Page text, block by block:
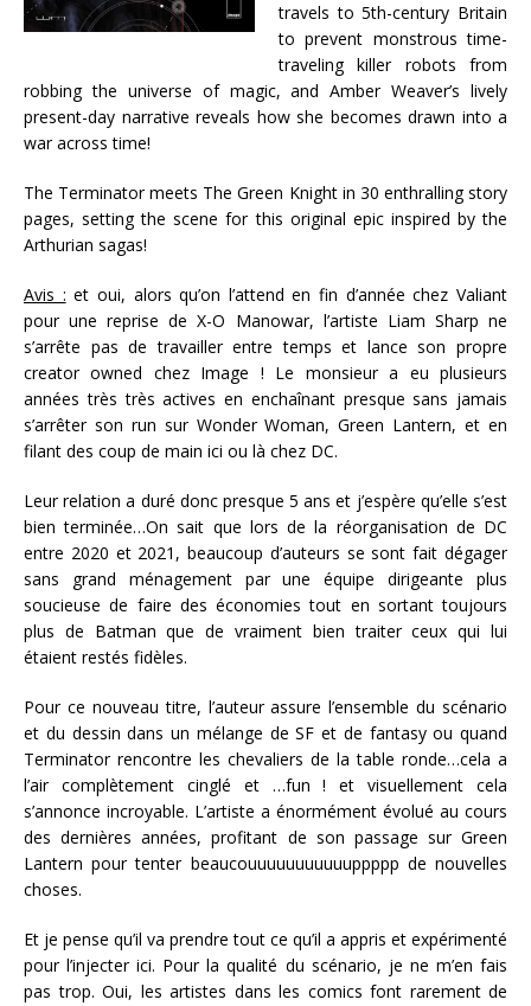
travels to 5th-century Britain
to prevent monstrous time-
traveling killer robots from
robbing the universe of magic, and Amber Weaver’s lively
present-day narrative reveals how she becomes drawn into a
war across time!
The Terminator meets The Green Knight in 30 enthralling story
pages, setting the scene for this original epic inspired by the
Arthurian sagas!
Avis : et oui, alors qu’on l’attend en fin d’année chez Valiant
pour une reprise de X-O Manowar, l’artiste Liam Sharp ne
s’arrête pas de travailler entre temps et lance son propre
creator owned chez Image ! Le monsieur a eu plusieurs
années très très actives en enchaînant presque sans jamais
s’arrêter son run sur Wonder Woman, Green Lantern, et en
filant des coup de main ici ou là chez DC.
Leur relation a duré donc presque 5 ans et j’espère qu’elle s’est
bien terminée…On sait que lors de la réorganisation de DC
entre 2020 et 2021, beaucoup d’auteurs se sont fait dégager
sans grand ménagement par une équipe dirigeante plus
soucieuse de faire des économies tout en sortant toujours
plus de Batman que de vraiment bien traiter ceux qui lui
étaient restés fidèles.
Pour ce nouveau titre, l’auteur assure l’ensemble du scénario
et du dessin dans un mélange de SF et de fantasy ou quand
Terminator rencontre les chevaliers de la table ronde…cela a
l’air complètement cinglé et …fun ! et visuellement cela
s’annonce incroyable. L’artiste a énormément évolué au cours
des dernières années, profitant de son passage sur Green
Lantern pour tenter beaucouuuuuuuuuuuppppp de nouvelles
choses.
Et je pense qu’il va prendre tout ce qu’il a appris et expérimenté
pour l’injecter ici. Pour la qualité du scénario, je ne m’en fais
pas trop. Oui, les artistes dans les comics font rarement de